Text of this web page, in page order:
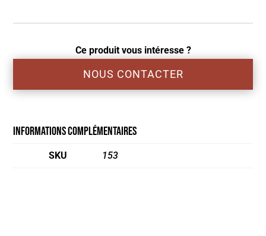
Ce produit vous intéresse ?
NOUS CONTACTER
Informations complémentaires
SKU 153